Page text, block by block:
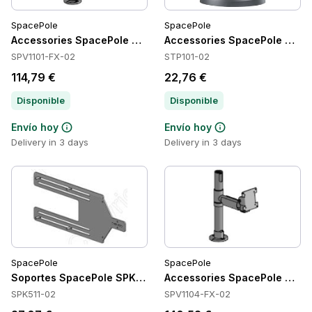
SpacePole
Accessories SpacePole SPV1101-FX-02
SPV1101-FX-02
114,79 €
Disponible
Envío hoy
Delivery in 3 days
SpacePole
Accessories SpacePole
STP101-02
22,76 €
Disponible
Envío hoy
Delivery in 3 days
SpacePole
Soportes SpacePole SPK511-02
SPK511-02
SpacePole
Accessories SpacePole
SPV1104-FX-02